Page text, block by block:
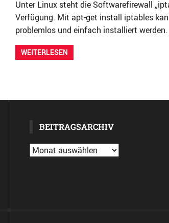
Unter Linux steht die Softwarefirewall
Verfügung. Mit apt-get install iptables
problemlos und einfach installiert
WEITERLESEN
BEITRAGSARCHIV
Beitragsarchiv